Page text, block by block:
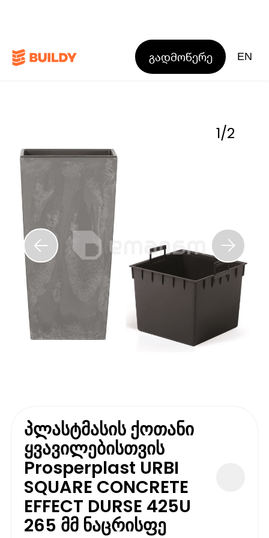
გადმოწერე EN
1/2
პლასტმასის ქოთანი
ყვავილებისთვის
Prosperplast URBI
SQUARE CONCRETE
EFFECT DURSE 425U
265 მმ ნაცრისფე